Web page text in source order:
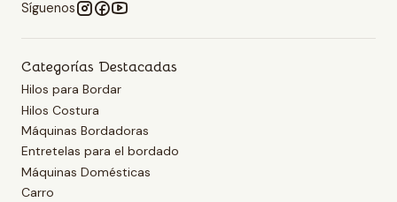
Síguenos
Categorías Destacadas
Hilos para Bordar
Hilos Costura
Máquinas Bordadoras
Entretelas para el bordado
Máquinas Domésticas
Carro